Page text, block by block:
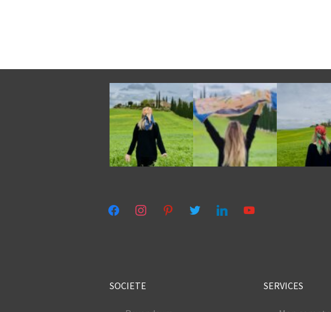
facebookinstagrampinteresttwitter linkedinyoutube
SOCIETE SERVICES